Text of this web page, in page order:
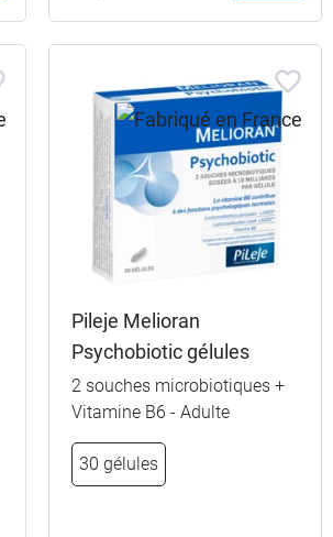
Pileje Melioran
Psychobiotic gélules
2 souches microbiotiques +
Vitamine B6 - Adulte
30 gélules